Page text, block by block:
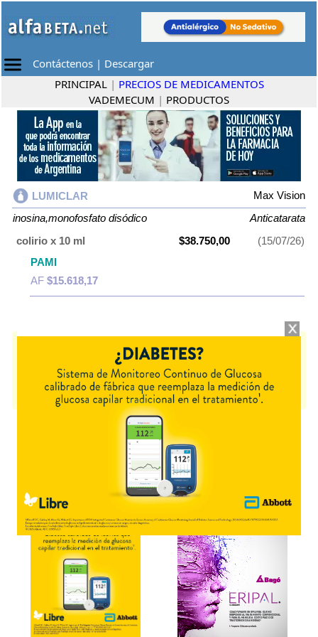
Contáctenos | Descargar
PRINCIPAL | PRECIOS DE MEDICAMENTOS
VADEMECUM | PRODUCTOS
LUMICLAR
Max Vision
inosina,monofosfato disódico
Anticatarata
colirio x 10 ml
$38.750,00
(15/07/26)
PAMI
AF $15.618,17
inosina,monofosfato disódico
. Es producido porMax Visiony cuenta con 1 presentación
disponible.
Algunas presentaciones cuentan con cobertura PAMI.
Otros productos con
inosina,monofosfato disódico
Otros productos deMax Vision